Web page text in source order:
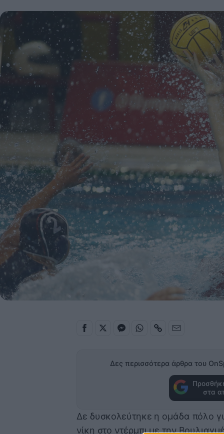
Δες περισσότερα άρθρα του
στα
Δε δυσκολεύτηκε η ομάδα πόλο
νίκη στο ντέρμπι με την